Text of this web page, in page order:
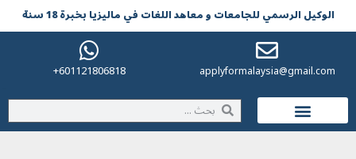
الوکیل الرسمي للجامعات و معاهد اللغات في مالیزیا بخبرة 18 سنة
applyformalaysia@gmail.com
601121806818+